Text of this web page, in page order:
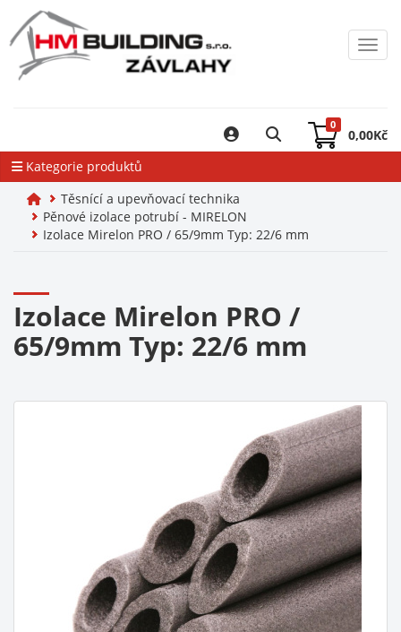
0
0,00Kč
Kategorie produktů
Těsnící a upevňovací technika
Pěnové izolace potrubí - MIRELON
Izolace Mirelon PRO / 65/9mm Typ: 22/6 mm
Izolace Mirelon PRO /
65/9mm Typ: 22/6 mm